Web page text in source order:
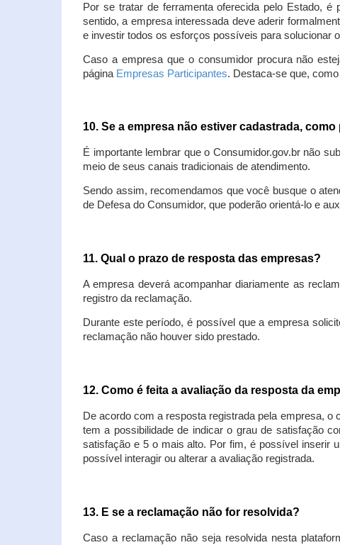
Por se tratar de ferramenta oferecida pelo Estado,
sentido, a empresa interessada deve aderir
e investir todos os esforços possíveis para solucionar
Caso a empresa que o consumidor procura não
página Empresas Participantes. Destaca-se que,
10. Se a empresa não estiver cadastrada,
É importante lembrar que o Consumidor.gov.br não
meio de seus canais tradicionais de atendimento.
Sendo assim, recomendamos que você busque o
de Defesa do Consumidor, que poderão orientá-lo e
11. Qual o prazo de resposta das empresas?
A empresa deverá acompanhar diariamente as
registro da reclamação.
Durante este período, é possível que a empresa
reclamação não houver sido prestado.
12. Como é feita a avaliação da resposta da
De acordo com a resposta registrada pela empresa,
tem a possibilidade de indicar o grau de satisfação
satisfação e 5 o mais alto. Por fim, é possível inserir
possível interagir ou alterar a avaliação registrada.
13. E se a reclamação não for resolvida?
Caso a reclamação não seja resolvida nesta